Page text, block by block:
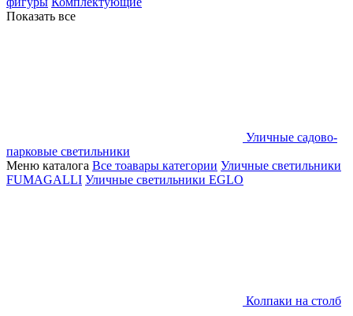
Показать все
Уличные садово-
парковые светильники
Меню каталога Все тоавары категории Уличные светильники
FUMAGALLI Уличные светильники EGLO
Колпаки на столб